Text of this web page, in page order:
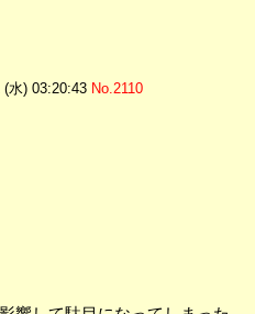
(水) 03:20:43 No.2110